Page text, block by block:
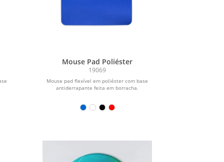
Mouse Pad Poliéster
19069
Mouse pad flexível em poliéster com base
antiderrapante feita em borracha.